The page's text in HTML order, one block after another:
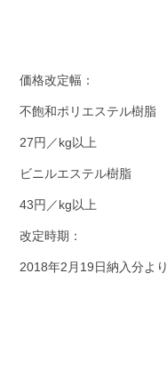
価格改定幅：
不飽和ポリエステル樹脂
27円／kg以上
ビニルエステル樹脂
43円／kg以上
改定時期：
2018年2月19日納入分より